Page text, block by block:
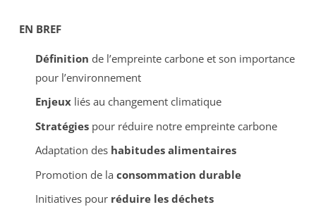
EN BREF
Définition de l’empreinte carbone et son importance
pour l’environnement
Enjeuxliés au changement climatique
Stratégiespour réduire notre empreinte carbone
Adaptation des habitudes alimentaires
Promotion de la consommation durable
Initiatives pour réduire les déchets